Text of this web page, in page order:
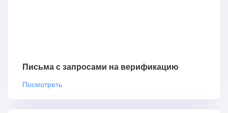
Письма с запросами на верификацию
Посмотреть